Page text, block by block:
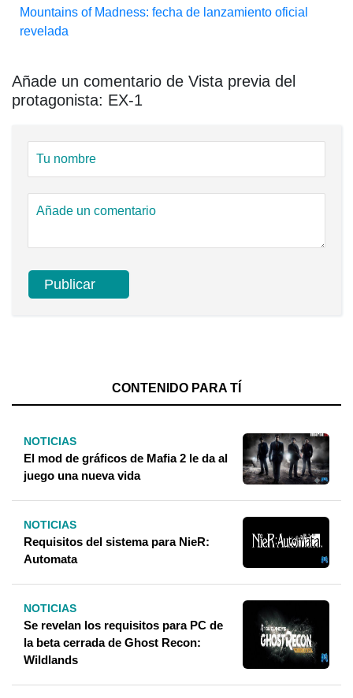
Mountains of Madness: fecha de lanzamiento oficial
revelada
Añade un comentario de Vista previa del
protagonista: EX-1
CONTENIDO PARA TÍ
NOTICIAS
El mod de gráficos de Mafia 2 le da al
juego una nueva vida
NOTICIAS
Requisitos del sistema para NieR:
Automata
NOTICIAS
Se revelan los requisitos para PC de
la beta cerrada de Ghost Recon:
Wildlands